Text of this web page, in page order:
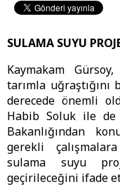
SULAMA SUYU
Kaymakam
tarımla
derecede önemli
Habib Soluk ile de
Bakanlığından
gerekli
sulama suyu
geçirileceğini ifade